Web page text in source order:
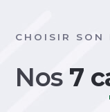
CHOISIR SON
Nos 7